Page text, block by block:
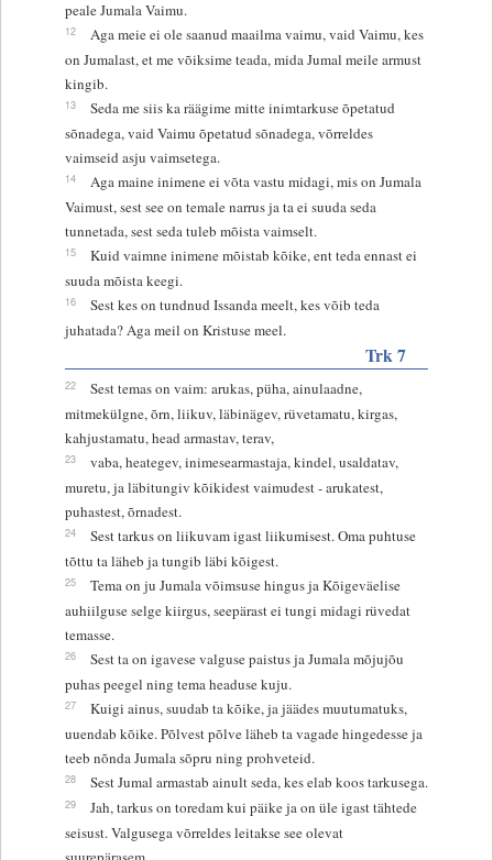
peale Jumala Vaimu.
12
Aga meie ei ole saanud maailma vaimu, vaid Vaimu, kes
on Jumalast, et me võiksime teada, mida Jumal meile armust
kingib.
13
Seda me siis ka räägime mitte inimtarkuse õpetatud
sõnadega, vaid Vaimu õpetatud sõnadega, võrreldes
vaimseid asju vaimsetega.
14
Aga maine inimene ei võta vastu midagi, mis on Jumala
Vaimust, sest see on temale narrus ja ta ei suuda seda
tunnetada, sest seda tuleb mõista vaimselt.
15
Kuid vaimne inimene mõistab kõike, ent teda ennast ei
suuda mõista keegi.
16
Sest kes on tundnud Issanda meelt, kes võib teda
juhatada? Aga meil on Kristuse meel.
Trk 7
22
Sest temas on vaim: arukas, püha, ainulaadne,
mitmekülgne, õrn, liikuv, läbinägev, rüvetamatu, kirgas,
kahjustamatu, head armastav, terav,
23
vaba, heategev, inimesearmastaja, kindel, usaldatav,
muretu, ja läbitungiv kõikidest vaimudest - arukatest,
puhastest, õrnadest.
24
Sest tarkus on liikuvam igast liikumisest. Oma puhtuse
tõttu ta läheb ja tungib läbi kõigest.
25
Tema on ju Jumala võimsuse hingus ja Kõigeväelise
auhiilguse selge kiirgus, seepärast ei tungi midagi rüvedat
temasse.
26
Sest ta on igavese valguse paistus ja Jumala mõjujõu
puhas peegel ning tema headuse kuju.
27
Kuigi ainus, suudab ta kõike, ja jäädes muutumatuks,
uuendab kõike. Põlvest põlve läheb ta vagade hingedesse ja
teeb nõnda Jumala sõpru ning prohveteid.
28 Sest Jumal armastab ainult seda, kes elab koos tarkusega.
29
Jah, tarkus on toredam kui päike ja on üle igast tähtede
seisust. Valgusega võrreldes leitakse see olevat